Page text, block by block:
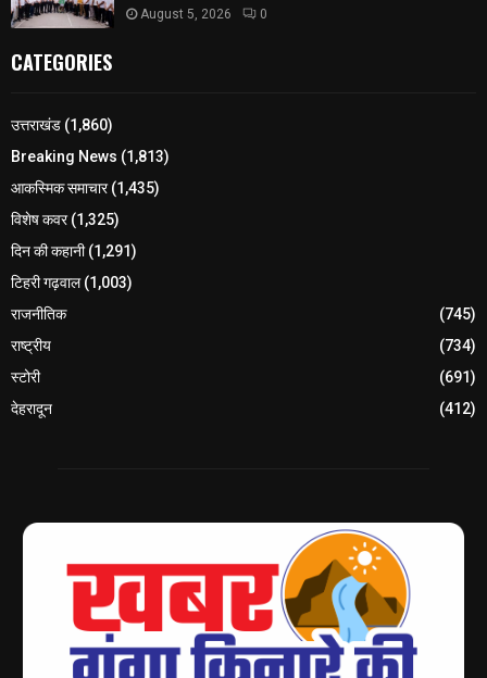
August 5, 2026 0
CATEGORIES
उत्तराखंड (1,860)
Breaking News (1,813)
आकस्मिक समाचार(1,435)
विशेष कवर(1,325)
दिन की कहानी(1,291)
टिहरी गढ़वाल(1,003)
राजनीतिक
(745)
राष्ट्रीय
(734)
स्टोरी
(691)
देहरादून
(412)